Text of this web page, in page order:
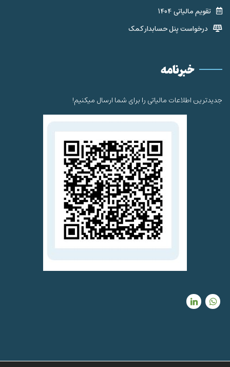
تقویم مالیاتی 1404
درخواست پنل حسابدار کمک
خبرنامه
جدیدترین اطلاعات مالیاتی را برای شما ارسال میکنیم!